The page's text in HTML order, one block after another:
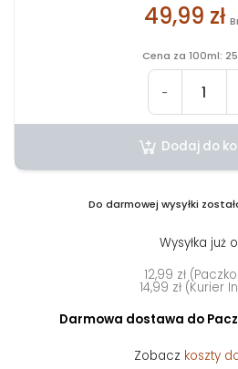
49,99 zł
Cena za 100ml:
-
Dodaj do
Do darmowej wysyłki
Wysyłka już
12,99 zł
14,99 zł (Kurier
Darmowa dostawa do
Zobacz koszty